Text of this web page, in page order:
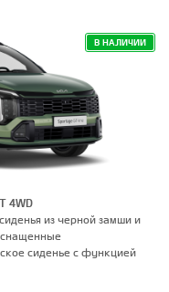
В НАЛИЧИИ
4WD
из черной замши и
сиденье с функцией